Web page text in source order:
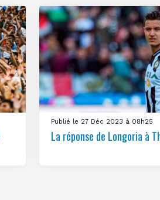
Publié le 27 Déc 2023 à 08h25
La réponse de Longoria à